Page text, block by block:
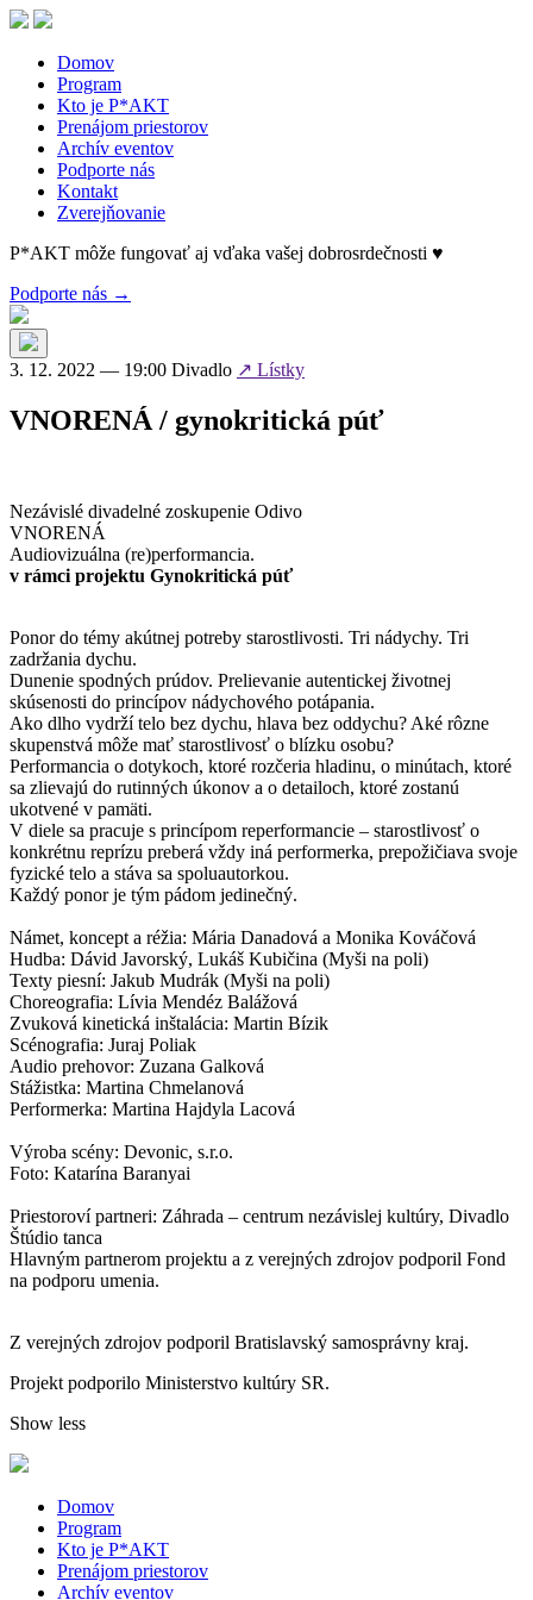
Skip
content
Domov
Program
Kto je P*AKT
Prenájom priestorov
Archív eventov
Podporte nás
Kontakt
Zverejňovanie
P*AKT môže fungovať aj vďaka vašej dobrosrdečnosti ♥
Podporte nás →
3. 12. 2022 — 19:00 Divadlo ↗ Lístky
VNORENÁ / gynokritická púť
Nezávislé divadelné zoskupenie Odivo
VNORENÁ
Audiovizuálna (re)performancia.
v rámci projektu Gynokritická púť
Ponor do témy akútnej potreby starostlivosti. Tri nádychy. Tri
zadržania dychu.
Dunenie spodných prúdov. Prelievanie autentickej životnej
skúsenosti do princípov nádychového potápania.
Ako dlho vydrží telo bez dychu, hlava bez oddychu? Aké rôzne
skupenstvá môže mať starostlivosť o blízku osobu?
Performancia o dotykoch, ktoré rozčeria hladinu, o minútach, ktoré
sa zlievajú do rutinných úkonov a o detailoch, ktoré zostanú
ukotvené v pamäti.
V diele sa pracuje s princípom reperformancie – starostlivosť o
konkrétnu reprízu preberá vždy iná performerka, prepožičiava svoje
fyzické telo a stáva sa spoluautorkou.
Každý ponor je tým pádom jedinečný.
Námet, koncept a réžia: Mária Danadová a Monika Kováčová
Hudba: Dávid Javorský, Lukáš Kubičina (Myši na poli)
Texty piesní: Jakub Mudrák (Myši na poli)
Choreografia: Lívia Mendéz Balážová
Zvuková kinetická inštalácia: Martin Bízik
Scénografia: Juraj Poliak
Audio prehovor: Zuzana Galková
Stážistka: Martina Chmelanová
Performerka: Martina Hajdyla Lacová
Výroba scény: Devonic, s.r.o.
Foto: Katarína Baranyai
Priestoroví partneri: Záhrada – centrum nezávislej kultúry, Divadlo
Štúdio tanca
Hlavným partnerom projektu a z verejných zdrojov podporil Fond
na podporu umenia.
Z verejných zdrojov podporil Bratislavský samosprávny kraj.
Projekt podporilo Ministerstvo kultúry SR.
Show less
Domov
Program
Kto je P*AKT
Prenájom priestorov
Archív eventov